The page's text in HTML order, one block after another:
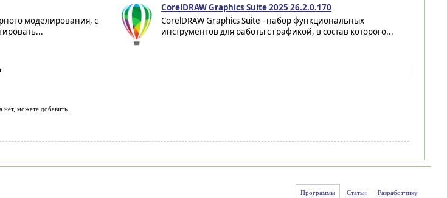
моделирования, с
CorelDRAW Graphics Suite 2025 26.2.0.170
CorelDRAW Graphics Suite - набор функциональных
инструментов для работы с графикой, в состав которого...
нет, можете добавить...
Программы Статьи Разработчику